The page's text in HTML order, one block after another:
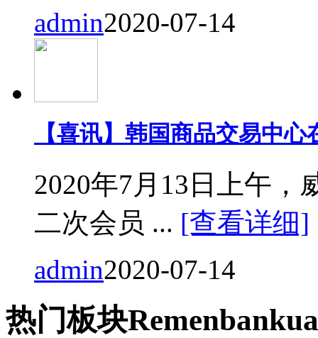
admin2020-07-14
【喜讯】韩国商品交易中
2020年7月13日上午，
二次会员 ... [查看详细]
admin2020-07-14
热门板块Remen